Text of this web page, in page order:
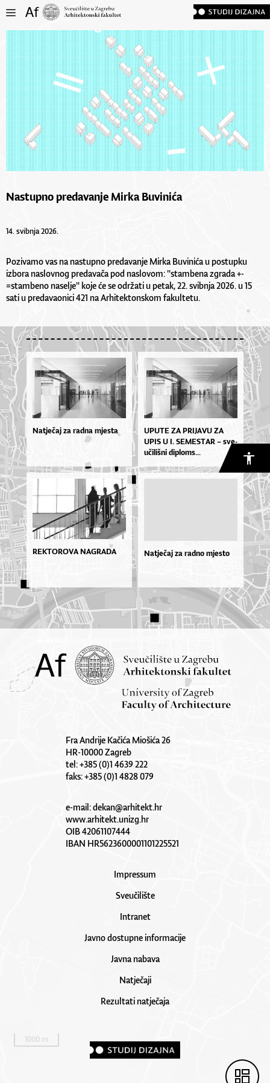
Nastupno predavanje Mirka Buvinića
14. svibnja 2026.
Pozivamo vas na nastupno predavanje Mirka Buvinića u postupku
izbora naslovnog predavača pod naslovom: "stambena zgrada +-
=stambeno naselje" koje će se održati u petak, 22. svibnja 2026. u 15
sati u predavaonici 421 na Arhitektonskom fakultetu.
Natječaj za radna mjesta
UPU­TE ZA PRI­JA­VU ZA
UPIS U I. SE­MES­TAR – sve­
u­či­liš­ni di­plo­ms...
REKTOROVA NAGRADA Natječaj za radno mjesto
Fra Andrije Kačića Miošića 26
HR-10000 Zagreb
tel: +385 (0)1 4639 222
faks: +385 (0)1 4828 079
e-mail:dekan@arhitekt.hr
www.arhitekt.unizg.hr
OIB 42061107444
IBAN HR5623600001101225521
Impressum
Sveučilište
Intranet
Javno dostupne informacije
Javna nabava
Natječaji
Rezultati natječaja
1000 m